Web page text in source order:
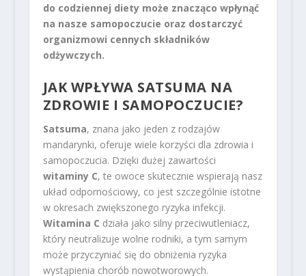
do codziennej diety może znacząco wpłynąć
na nasze samopoczucie oraz dostarczyć
organizmowi cennych składników
odżywczych.
JAK WPŁYWA SATSUMA NA
ZDROWIE I SAMOPOCZUCIE?
Satsuma, znana jako jeden z rodzajów
mandarynki, oferuje wiele korzyści dla zdrowia i
samopoczucia. Dzięki dużej zawartości
witaminy C, te owoce skutecznie wspierają nasz
układ odpornościowy, co jest szczególnie istotne
w okresach zwiększonego ryzyka infekcji.
Witamina C działa jako silny przeciwutleniacz,
który neutralizuje wolne rodniki, a tym samym
może przyczyniać się do obniżenia ryzyka
wystąpienia chorób nowotworowych.